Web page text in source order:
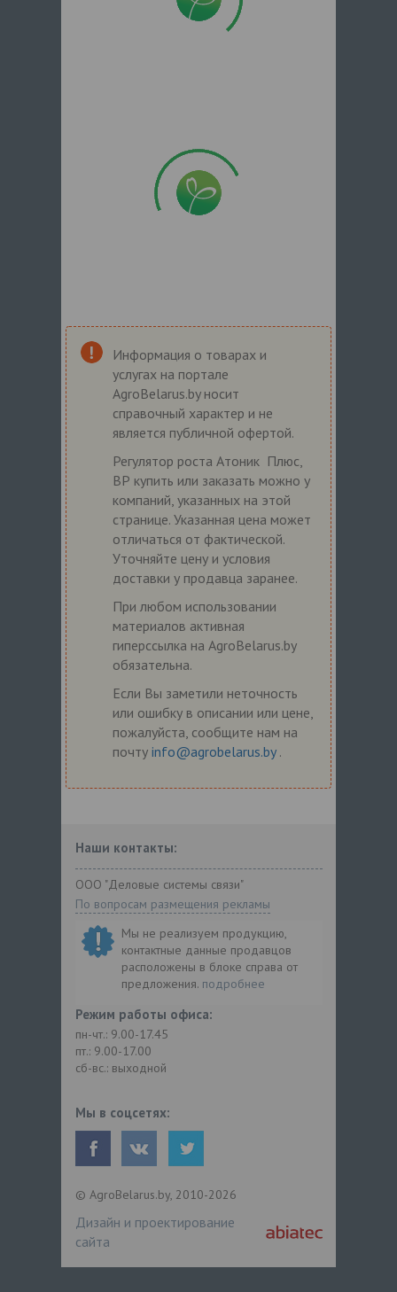
Информация о товарах и
услугах на портале
AgroBelarus.by носит
справочный характер и не
является публичной офертой.
Регулятор роста Атоник Плюс,
ВР купить или заказать можно у
компаний, указанных на этой
странице. Указанная цена может
отличаться от фактической.
Уточняйте цену и условия
доставки у продавца заранее.
При любом использовании
материалов активная
гиперссылка на AgroBelarus.by
обязательна.
Если Вы заметили неточность
или ошибку в описании или цене,
пожалуйста, сообщите нам на
почту info@agrobelarus.by .
Наши контакты:
ООО "Деловые системы связи"
По вопросам размещения рекламы
Мы не реализуем продукцию,
контактные данные продавцов
расположены в блоке справа от
предложения. подробнее
Режим работы офиса:
пн-чт.: 9.00-17.45
пт.: 9.00-17.00
сб-вс.: выходной
Мы в соцсетях:
© AgroBelarus.by, 2010-2026
Дизайн и проектирование
сайта